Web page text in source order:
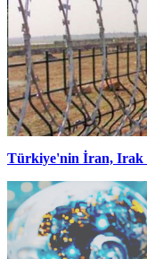
Türkiye'nin İran, Irak